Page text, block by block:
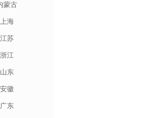
蒙古
上海
江苏
浙江
山东
安徽
广东